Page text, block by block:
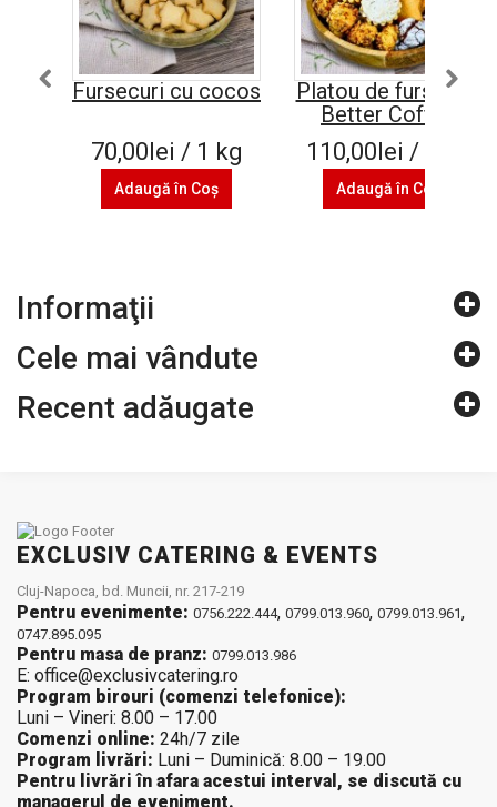
Fursecuri cu cocos
70,00lei / 1 kg
Adaugă în Coş
Platou de fursecuri
Better Coffee
110,00lei / 1 kg
Adaugă în Coş
Informaţii
Cele mai vândute
Recent adăugate
EXCLUSIV CATERING & EVENTS
Cluj-Napoca, bd. Muncii, nr. 217-219
Pentru evenimente: 0756.222.444, 0799.013.960, 0799.013.961,
0747.895.095
Pentru masa de pranz: 0799.013.986
E: office@exclusivcatering.ro
Program birouri (comenzi telefonice):
Luni – Vineri: 8.00 – 17.00
Comenzi online: 24h/7 zile
Program livrări: Luni – Duminică: 8.00 – 19.00
Pentru livrări în afara acestui interval, se discută cu
managerul de eveniment.